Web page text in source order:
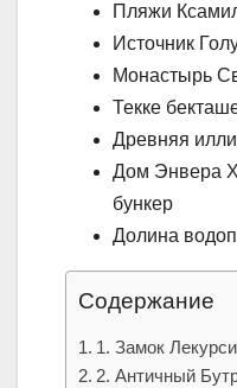
Пляжи
Источник
Монастырь
Текке
Древняя
Дом Энвера
бункер
Долина
Содержание
1. Замок Лекурси
2. Античный